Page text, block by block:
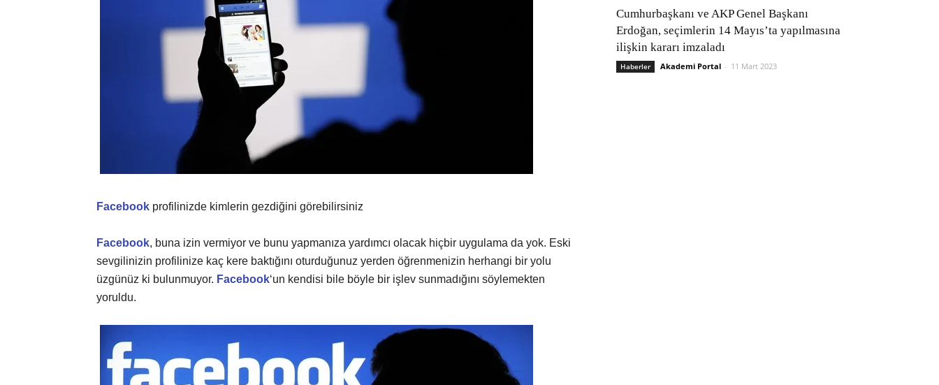
Facebook profilinizde kimlerin gezdiğini görebilirsiniz
Facebook, buna izin vermiyor ve bunu yapmanıza yardımcı olacak hiçbir uygulama da yok. Eski
sevgilinizin profilinize kaç kere baktığını oturduğunuz yerden öğrenmenizin herhangi bir yolu
üzgünüz ki bulunmuyor. Facebook‘un kendisi bile böyle bir işlev sunmadığını söylemekten
yoruldu.
Cumhurbaşkanı ve AKP Genel Başkanı
Erdoğan, seçimlerin 14 Mayıs’ta yapılmasına
ilişkin kararı imzaladı
Haberler Akademi Portal - 11 Mart 2023